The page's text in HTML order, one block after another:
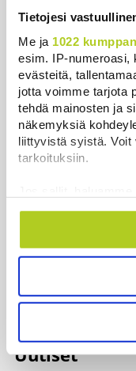
Tietojesi
Me ja 1022
esim. IP-numeroasi,
evästeitä,
jotta voimme tarjota
tehdä mainosten ja
näkemyksiä
liittyvistä syistä. Voit
tarkoituksiin.
Kerätä tietoja
mahdollisesti
ominaispiirteitä
Lue lisää siitä, miten
suostumustasi tai
evästeilmoituksessa.
Juutalainen
natseille mitalin ja
Hitler-
ihmeessä?
Uutiset | 6.8.2026 21:31
Reuters: FBI
ja Venäjän
huolissaan –
vaikeaa, sanoo
Uutiset | 6.8.2026 0:58
Uutiset